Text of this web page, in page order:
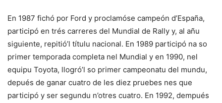
En 1987 fichó por Ford y proclamóse campeón d’España,
participó en trés carreres del Mundial de Rally y, al añu
siguiente, repitió’l títulu nacional. En 1989 participó na so
primer temporada completa nel Mundial y en 1990, nel
equipu Toyota, llogró’l so primer campeonatu del mundu,
depués de ganar cuatro de les diez pruebes nes que
participó y ser segundu n’otres cuatro. En 1992, dempués